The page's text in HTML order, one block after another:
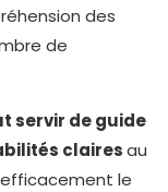
des
de
servir de guide
clairesau
efficacement le